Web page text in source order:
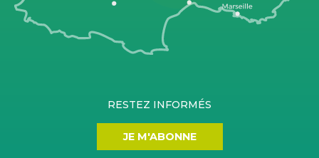
RESTEZ INFORMÉS
JE M'ABONNE